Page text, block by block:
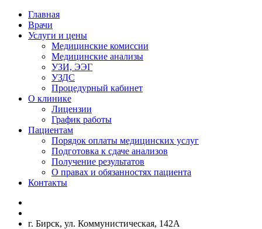
Главная
Врачи
Услуги и цены
Медицинские комиссии
Медицинские анализы
УЗИ, ЭЭГ
УЗДС
Процедурный кабинет
О клинике
Лицензии
График работы
Пациентам
Порядок оплаты медицинских услуг
Подготовка к сдаче анализов
Получение результатов
О правах и обязанностях пациента
Контакты
г. Бирск, ул. Коммунистическая, 142А